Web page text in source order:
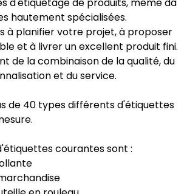
hautement spécialisées.
à planifier votre projet, à proposer
et à livrer un excellent produit fini.
de la combinaison de la qualité, du
et du service.
de 40 types différents d'étiquettes
courantes sont :